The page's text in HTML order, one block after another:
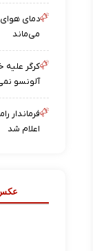
دمای هوای
می‌ماند
کرگر
آلونسو
فرماندار
اعلام شد